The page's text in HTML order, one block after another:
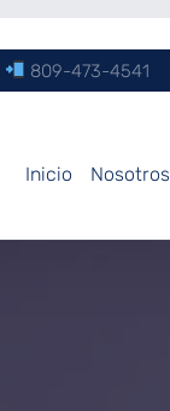
809-473-4541
Inicio Nosotros